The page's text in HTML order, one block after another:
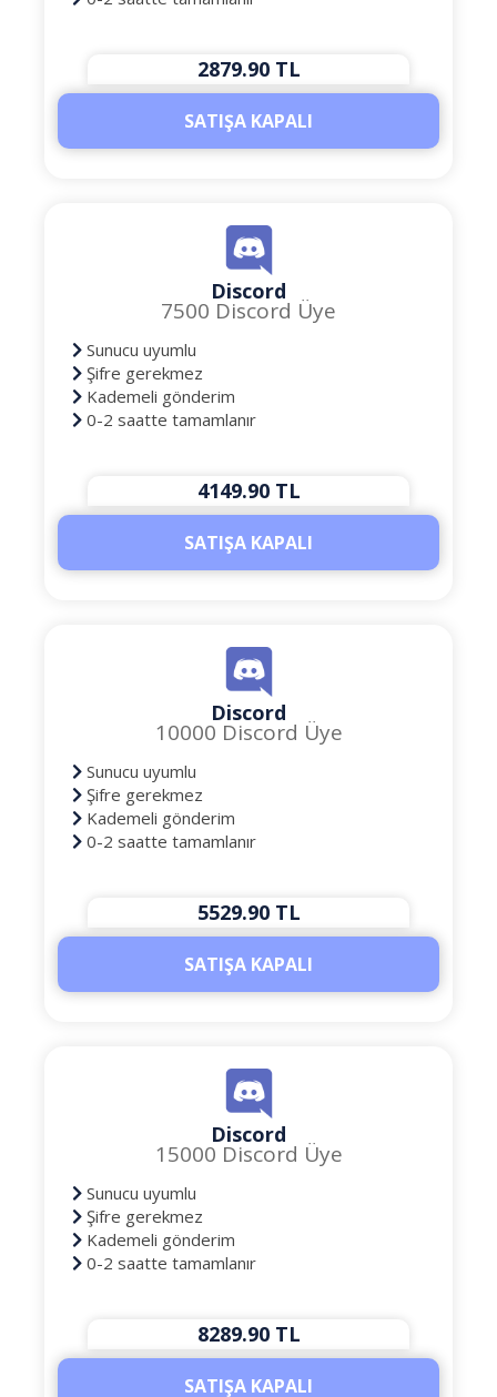
2879.90 TL
SATIŞA KAPALI
Discord
7500 Discord Üye
Sunucu uyumlu
Şifre gerekmez
Kademeli gönderim
0-2 saatte tamamlanır
4149.90 TL
SATIŞA KAPALI
Discord
10000 Discord Üye
Sunucu uyumlu
Şifre gerekmez
Kademeli gönderim
0-2 saatte tamamlanır
5529.90 TL
SATIŞA KAPALI
Discord
15000 Discord Üye
Sunucu uyumlu
Şifre gerekmez
Kademeli gönderim
0-2 saatte tamamlanır
8289.90 TL
SATIŞA KAPALI